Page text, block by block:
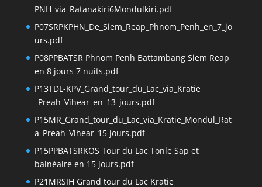
PNH_via_Ratanakiri6Mondulkiri.pdf
P07SRPKPHN_De_Siem_Reap_Phnom_Penh_en_7_jo
urs.pdf
P08PPBATSR Phnom Penh Battambang Siem Reap
en 8 jours 7 nuits.pdf
P13TDL-KPV_Grand_tour_du_Lac_via_Kratie
_Preah_Vihear_en_13_jours.pdf
P15MR_Grand_tour_du_Lac_via_Kratie_Mondul_Rat
a_Preah_Vihear_15 jours.pdf
P15PPBATSRKOS Tour du Lac Tonle Sap et
balnéaire en 15 jours.pdf
P21MRSIH Grand tour du Lac Kratie